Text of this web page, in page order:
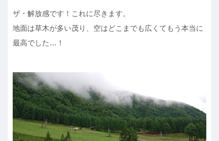
ザ・解放感です！これに尽きます。
地面は草木が多い茂り、空はどこまでも広くてもう本当に
最高でした…！